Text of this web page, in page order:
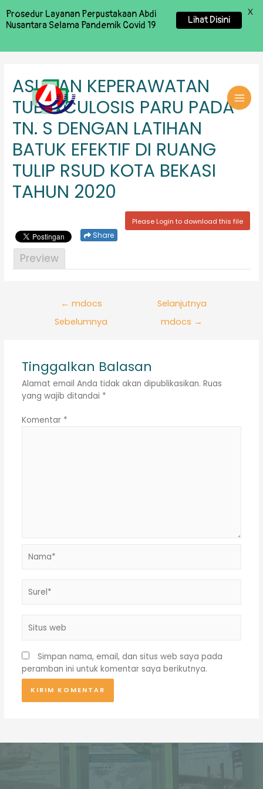
ASUHAN KEPERAWATAN
TUBERCULOSIS PARU PADA
TN. S DENGAN LATIHAN
BATUK EFEKTIF DI RUANG
TULIP RSUD KOTA BEKASI
TAHUN 2020
Please Login to download this file
Share
Preview
← mdocs
Sebelumnya
Selanjutnya
mdocs →
Tinggalkan Balasan
Alamat email Anda tidak akan dipublikasikan. Ruas
yang wajib ditandai *
Komentar *
web
Simpan nama, email, dan situs web saya pada
peramban ini untuk komentar saya berikutnya.
Prosedur Layanan Perpustakaan Abdi
Nusantara Selama Pandemik Covid 19
Lihat Disini
X